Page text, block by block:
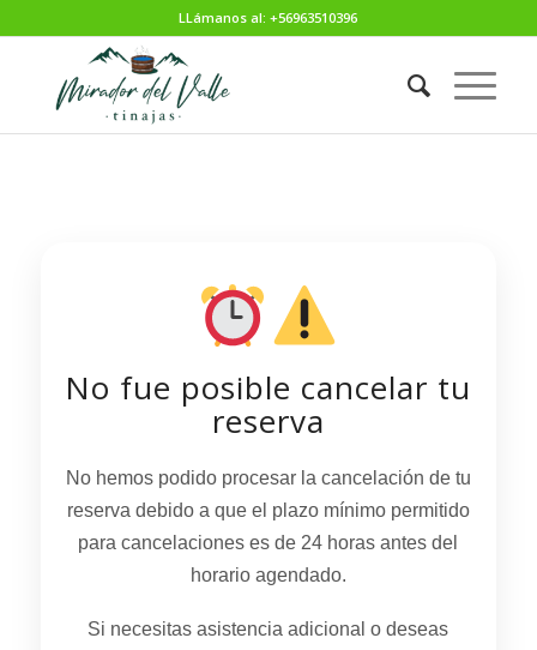
LLámanos al: +56963510396
No fue posible cancelar tu
reserva
No hemos podido procesar la cancelación de tu
reserva debido a que el plazo mínimo permitido
para cancelaciones es de 24 horas antes del
horario agendado.
Si necesitas asistencia adicional o deseas